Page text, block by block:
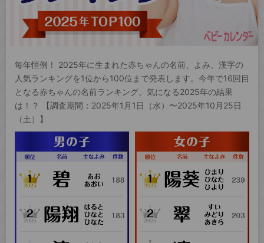
毎年恒例！ 2025年に生まれた赤ちゃんの名前、よみ、漢字の
人気ランキングを1位から100位まで発表します。今年で16回目
となる赤ちゃんの名前ランキング。気になる2025年の結果
は！？ 【調査期間：2025年1月1日（水）〜2025年10月25日
（土）】